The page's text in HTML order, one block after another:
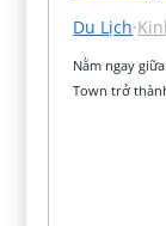
Du Lịch·
Nằm ngay
Town trở